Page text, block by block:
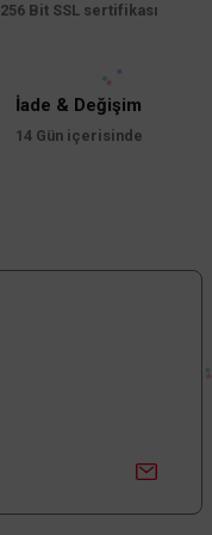
256 Bit SSL sertifikası
İade & Değişim
14 Gün içerisinde